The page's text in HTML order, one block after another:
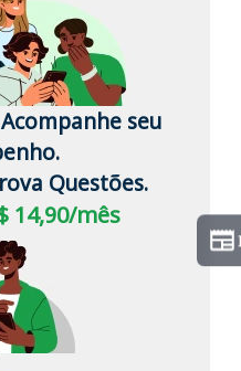
seu
Questões.
14,90/mês